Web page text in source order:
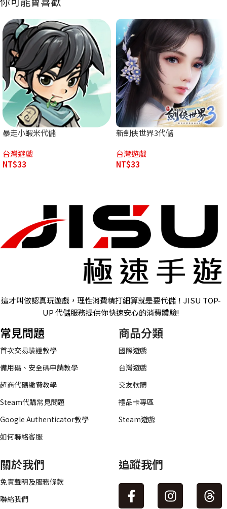
暴走小蝦米代儲
台灣遊戲
NT$33
新劍俠世界3代儲
台灣遊戲
NT$33
這才叫做認真玩遊戲，理性消費精打細算就是要代儲！JISU TOP-
UP 代儲服務提供你快速安心的消費體驗!
常見問題
首次交易驗證教學
備用碼、安全碼申請教學
超商代碼繳費教學
Steam代購常見問題
Google Authenticator教學
如何聯絡客服
商品分類
國際遊戲
台灣遊戲
交友軟體
禮品卡專區
Steam遊戲
關於我們
免責聲明及服務條款
聯絡我們
追蹤我們